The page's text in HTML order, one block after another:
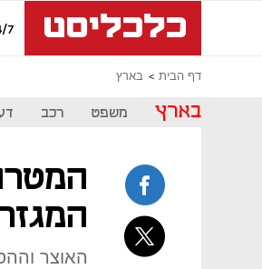
7
דף הבית בארץ
בארץ משפט רכב